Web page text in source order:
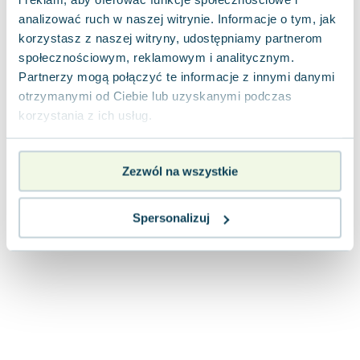
analizować ruch w naszej witrynie. Informacje o tym, jak
korzystasz z naszej witryny, udostępniamy partnerom
społecznościowym, reklamowym i analitycznym.
Partnerzy mogą połączyć te informacje z innymi danymi
otrzymanymi od Ciebie lub uzyskanymi podczas
korzystania z ich usług.
Zezwól na wszystkie
Spersonalizuj
Lorraine Warren
Ajahn Brahm
Lucinda Riley